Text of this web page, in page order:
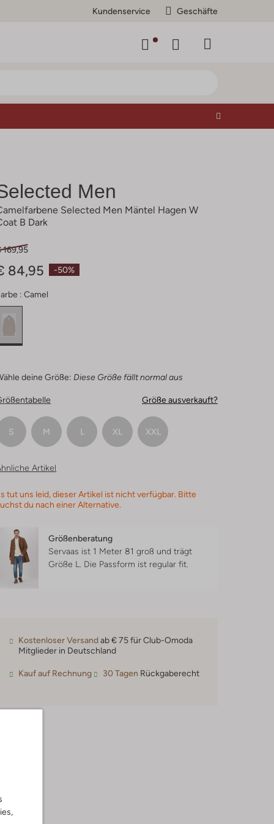
Kundenservice Geschäfte
Men
Selected Men Mäntel Hagen W
B Dark
-50%
169,95
84,95
: Camel
deine Größe: Diese Größe fällt normal aus
Größe ausverkauft?
S M L XL XXL
Artikel
tut uns leid, dieser Artikel ist nicht verfügbar. Bitte
du nach einer Alternative.
Größenberatung
Servaas ist 1 Meter 81 groß und trägt
Größe L. Die Passform ist regular fit
Kostenloser Versandab € 75 für Club-Omoda
Mitglieder in Deutschland
Kauf auf Rechnung 30 Tagen Rückgaberecht